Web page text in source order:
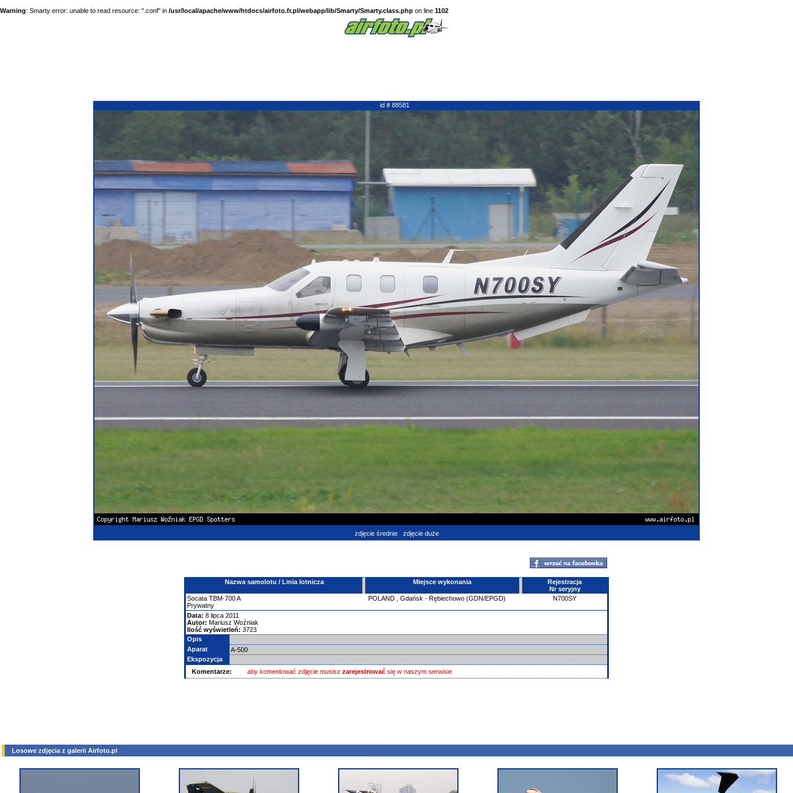
Warning: Smarty error: unable to read resource: ".conf" in /usr/local/apache/www/htdocs/airfoto.fr.pl/webapp/lib/Smarty/Smarty.class.php on line 1102
id # 88581
zdjęcie średnie zdjęcie duże
Nazwa samolotu / Linia lotnicza Miejsce wykonania
Rejestracja
Nr seryjny
Socata TBM-700A
Prywatny
POLAND Gdańsk - Rębiechowo (GDN/EPGD) N700SY
Data: 8 lipca 2011
Autor: Mariusz Woźniak
Ilość wyświetleń: 3723
Opis
Aparat
A-500
Ekspozycja
Komentarze:
aby komentować zdjęcie musisz zarejestrować się w naszym serwisie
Losowe zdjęcia z galerii Airfoto.pl